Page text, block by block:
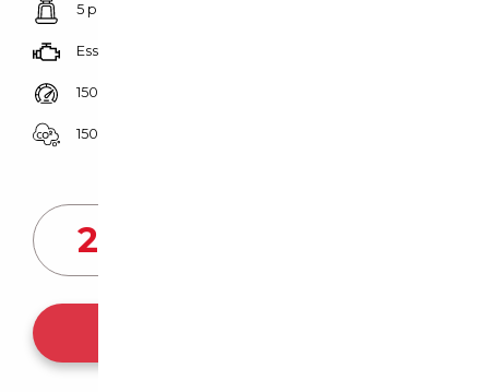
5 places
Essence
150 CH (110 kW)
150 g/km
21 500